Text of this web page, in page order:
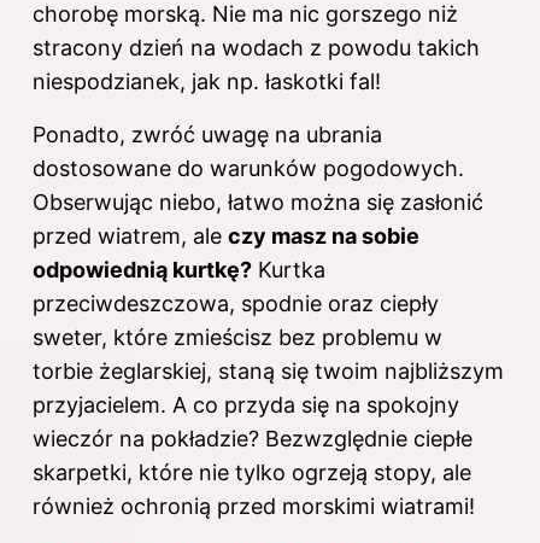
chorobę morską. Nie ma nic gorszego niż
stracony dzień na wodach z powodu takich
niespodzianek, jak np. łaskotki fal!
Ponadto, zwróć uwagę na ubrania
dostosowane do warunków pogodowych.
Obserwując niebo, łatwo można się zasłonić
przed wiatrem, ale czy masz na sobie
odpowiednią kurtkę? Kurtka
przeciwdeszczowa, spodnie oraz ciepły
sweter, które zmieścisz bez problemu w
torbie żeglarskiej, staną się twoim najbliższym
przyjacielem. A co przyda się na spokojny
wieczór na pokładzie? Bezwzględnie ciepłe
skarpetki, które nie tylko ogrzeją stopy, ale
również ochronią przed morskimi wiatrami!